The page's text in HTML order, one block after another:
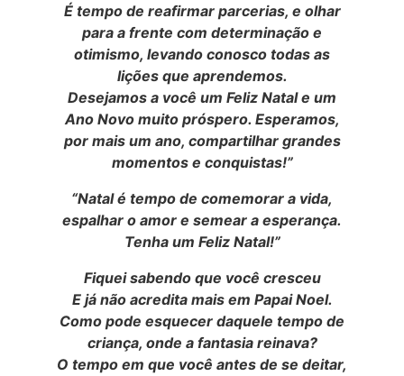
É tempo de reafirmar parcerias, e olhar
para a frente com determinação e
otimismo, levando conosco todas as
lições que aprendemos.
Desejamos a você um Feliz Natal e um
Ano Novo muito próspero. Esperamos,
por mais um ano, compartilhar grandes
momentos e conquistas!”
“Natal é tempo de comemorar a vida,
espalhar o amor e semear a esperança.
Tenha um Feliz Natal!”
Fiquei sabendo que você cresceu
E já não acredita mais em Papai Noel.
Como pode esquecer daquele tempo de
criança, onde a fantasia reinava?
O tempo em que você antes de se deitar,